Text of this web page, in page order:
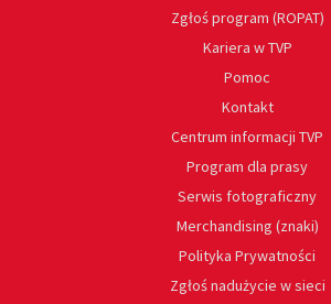
Zgłoś program (ROPAT)
Kariera w TVP
Pomoc
Kontakt
Centrum informacji TVP
Program dla prasy
Serwis fotograficzny
Merchandising (znaki)
Polityka Prywatności
Zgłoś nadużycie w sieci